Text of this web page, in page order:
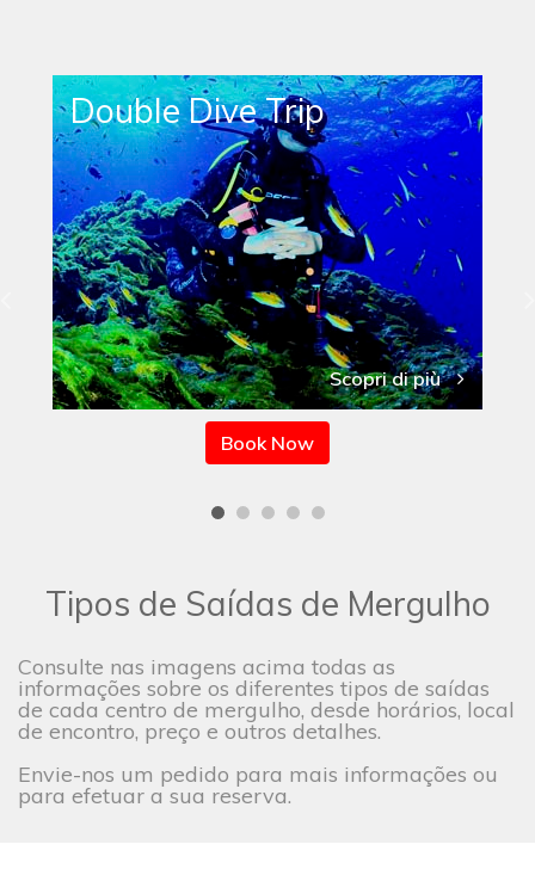
Double Dive Trip
Scopri di più
Book Now
Tipos de Saídas de Mergulho
Consulte nas imagens acima todas as
informações sobre os diferentes tipos de saídas
de cada centro de mergulho, desde horários, local
de encontro, preço e outros detalhes.
Envie-nos um pedido para mais informações ou
para efetuar a sua reserva.